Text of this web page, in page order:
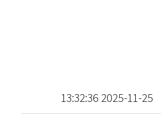
2025-11-25 13:32:36